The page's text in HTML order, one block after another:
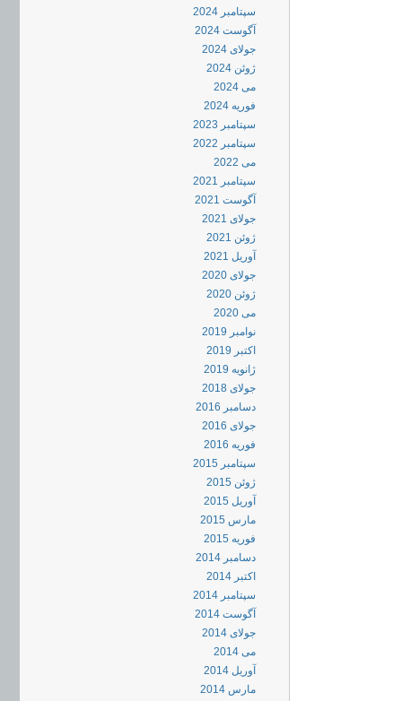
سپتامبر 2024
آگوست 2024
جولای 2024
ژوئن 2024
می 2024
فوریه 2024
سپتامبر 2023
سپتامبر 2022
می 2022
سپتامبر 2021
آگوست 2021
جولای 2021
ژوئن 2021
آوریل 2021
جولای 2020
ژوئن 2020
می 2020
نوامبر 2019
اکتبر 2019
ژانویه 2019
جولای 2018
دسامبر 2016
جولای 2016
فوریه 2016
سپتامبر 2015
ژوئن 2015
آوریل 2015
مارس 2015
فوریه 2015
دسامبر 2014
اکتبر 2014
سپتامبر 2014
آگوست 2014
جولای 2014
می 2014
آوریل 2014
مارس 2014